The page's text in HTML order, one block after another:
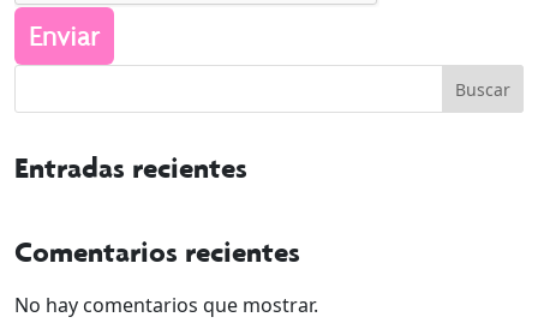
Enviar
Buscar
Entradas recientes
Comentarios recientes
No hay comentarios que mostrar.